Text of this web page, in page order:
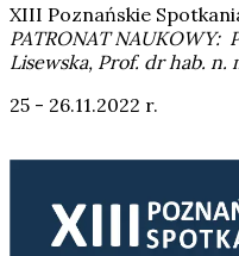
XIII Poznańskie
PATRONAT
Lisewska, Prof. dr hab. n.
25 - 26.11.2022 r.